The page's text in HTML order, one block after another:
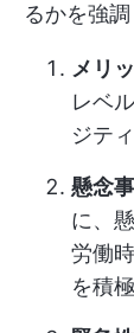
るかを強調
メリ
レベ
ジテ
懸念
に、
労働
を積